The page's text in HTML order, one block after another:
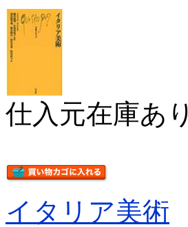
仕入元在庫あり
イタリア美術